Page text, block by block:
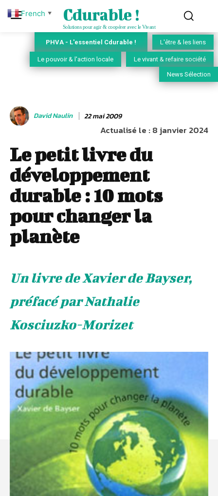
Cdurable !
Solutions pour agir & coopérer avec le Vivant
PHVA - L'essentiel Cdurable ! L'être & les liens
Le pouvoir & l'action locale Le vivant & refaire société
News Sélection
David Naulin 22 mai 2009
Actualisé le :8 janvier 2024
Le petit livre du
développement
durable : 10 mots
pour changer la
planète
Un livre de Xavier de Bayser,
préfacé par Nathalie
Kosciuzko-Morizet
French ▼